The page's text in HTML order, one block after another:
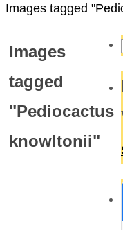
Start
Images tagged
Images
tagged
"Pediocactus
knowltonii"